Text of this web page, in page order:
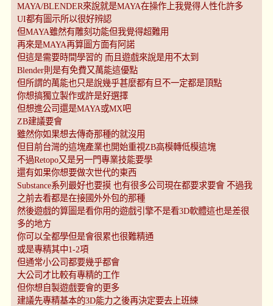
MAYA/BLENDER來說就是MAYA在操作上我覺得人性化許多
UI都有圖示所以很好辨認
但MAYA雖然有雕刻功能但我覺得超難用
再來是MAYA再算圖方面有阿諾
但這是需要時間學習的 而且遊戲來說是用不太到
Blender則是有免費又萬能這優點
但所謂的萬能也只是說幾乎甚麼都有旦不一定都是頂點
你想搞獨立製作或許是好選擇
但想進公司還是MAYA或MX吧
ZB建議要會
雖然你如果想去傳奇那種的就沒用
但目前台灣的這塊產業也開始重視ZB高模轉低模這塊
不過Retopo又是另一門專業技能要學
還有如果你想要做次世代的東西
Substance系列最好也要摸 也有很多公司現在都要求要會 不過我
之前去看都是在接國外外包的那種
然後遊戲的算圖是看你用的遊戲引擎不是看3D軟體這也是差很
多的地方
你可以全都學但是會很累也很難精通
或是專精其中1-2項
但通常小公司都要幾乎都會
大公司才比較有專精的工作
但你想自製遊戲要會的更多
建議先專精基本的3D能力之後再決定要去上班練